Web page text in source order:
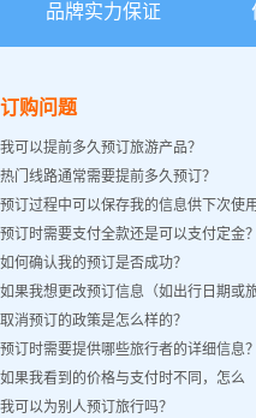
品牌实力保证
订购问题
我可以提前多久预订旅游产品？
热门线路通常需要提前多久预订？
预订过程中可以保存我的信息供下次使用
吗？
预订时需要支付全款还是可以支付定金？
如何确认我的预订是否成功？
如果我想更改预订信息（如出行日期或
客姓名）怎么办？
取消预订的政策是怎么样的？
预订时需要提供哪些旅行者的详细信息？
如果我看到的价格与支付时不同，怎么
办？
我可以为别人预订旅行吗？